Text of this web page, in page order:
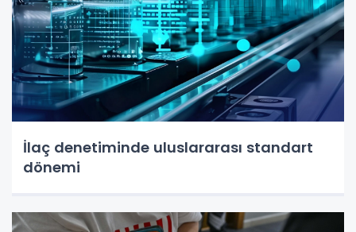
İlaç denetiminde uluslararası standart
dönemi